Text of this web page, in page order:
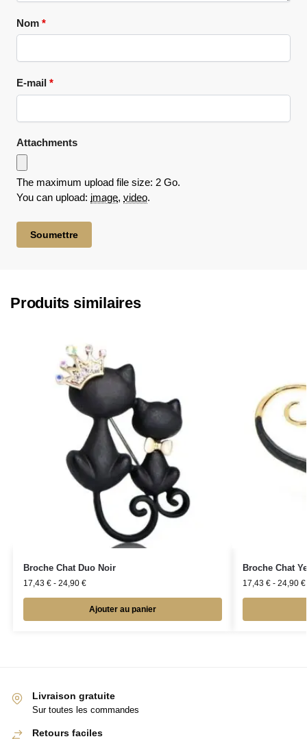
Nom *
E-mail *
Attachments
The maximum upload file size: 2 Go.
You can upload: image, video.
Produits similaires
Broche Chat Duo Noir
17,43 €- 24,90 €
Ajouter au panier
Broche Chat
17,43 €- 24,90 €
Livraison gratuite
Sur toutes les commandes
Retours faciles